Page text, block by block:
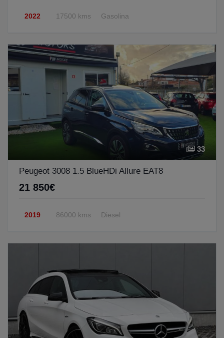
2022 17500 kms Gasolina
33
Peugeot 3008 1.5 BlueHDi Allure EAT8
21 850€
2019 86000 kms Diesel